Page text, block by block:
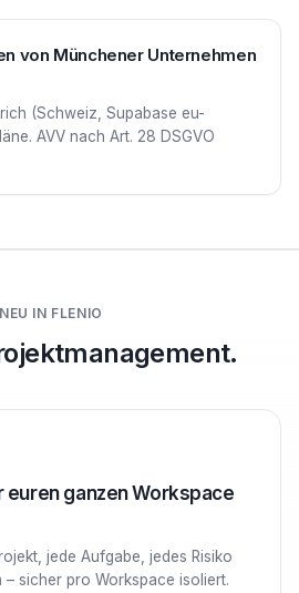
von Münchener Unternehmen
(Schweiz, Supabase eu-
AVV nach Art. 28 DSGVO
NEU IN FLENIO
euren ganzen Workspace
jede Aufgabe, jedes Risiko
– sicher pro Workspace isoliert.